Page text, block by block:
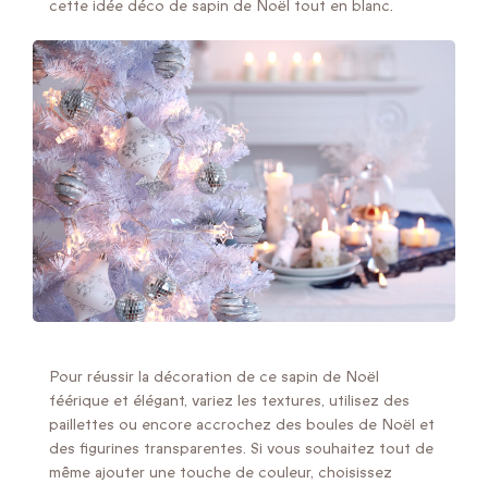
cette idée déco de sapin de Noël tout en blanc.
Pour réussir la décoration de ce sapin de Noël
féérique et élégant, variez les textures, utilisez des
paillettes ou encore accrochez des boules de Noël et
des figurines transparentes. Si vous souhaitez tout de
même ajouter une touche de couleur, choisissez